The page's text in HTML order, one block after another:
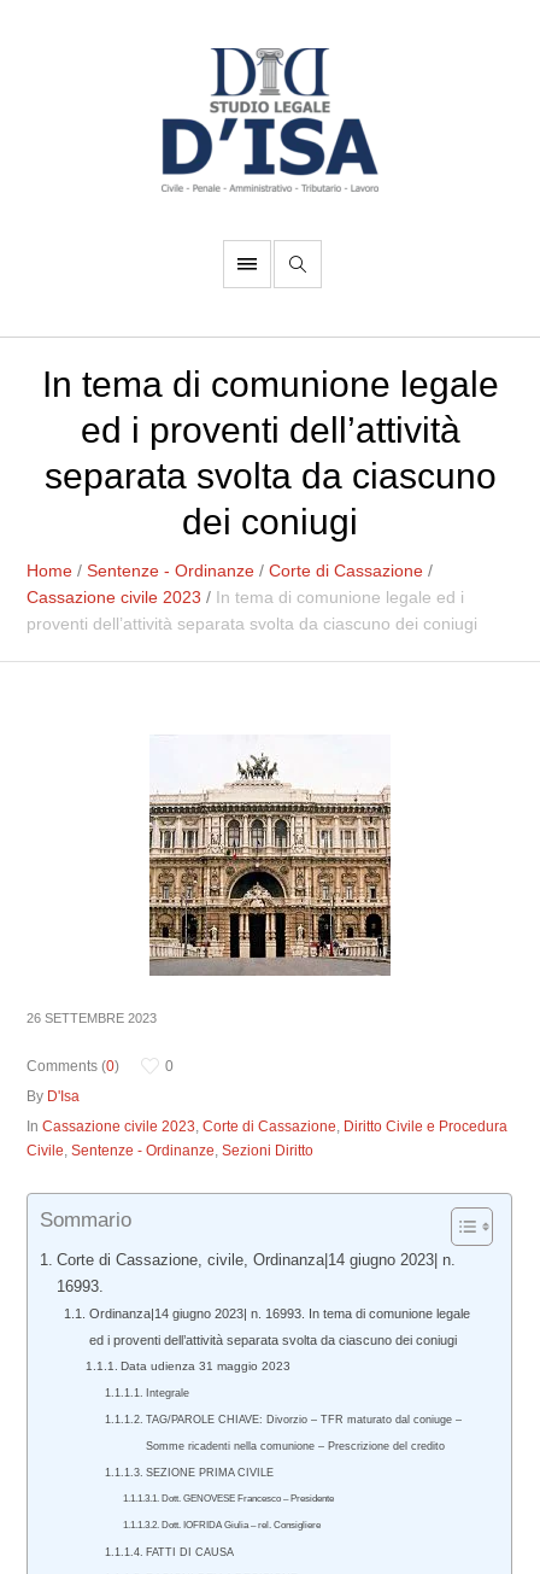
In tema di comunione legale
ed i proventi dell’attività
separata svolta da ciascuno
dei coniugi
Home /Sentenze - Ordinanze /Corte di Cassazione /
Cassazione civile 2023 / In tema di comunione legale ed i
proventi dell’attività separata svolta da ciascuno dei coniugi
26 SETTEMBRE 2023
Comments (0)
0
By D'Isa
InCassazione civile 2023,Corte di Cassazione, Diritto Civile e Procedura
Civile,Sentenze - Ordinanze,Sezioni Diritto
Sommario
Corte di Cassazione, civile, Ordinanza|14 giugno 2023| n.
16993.
Ordinanza|14 giugno 2023| n. 16993. In tema di comunione legale
ed i proventi dell’attività separata svolta da ciascuno dei coniugi
Data udienza 31 maggio 2023
Integrale
TAG/PAROLE CHIAVE: Divorzio – TFR maturato dal coniuge –
Somme ricadenti nella comunione – Prescrizione del credito
SEZIONE PRIMA CIVILE
Dott. GENOVESE Francesco – Presidente
Dott. IOFRIDA Giulia – rel. Consigliere
FATTI DI CAUSA